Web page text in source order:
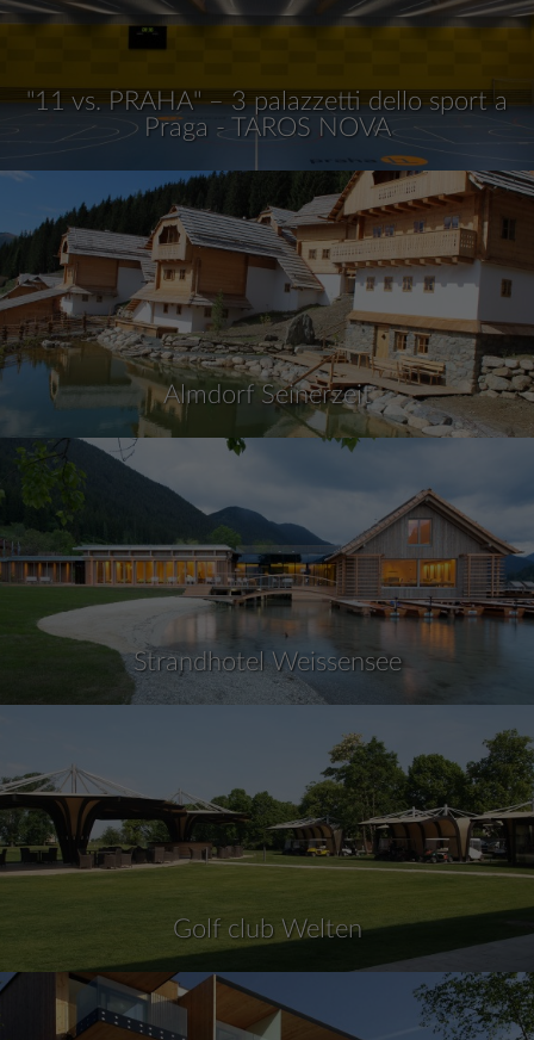
"11 vs. PRAHA" – 3 palazzetti dello sport a
Praga - TAROS NOVA
Almdorf Seinerzeit
Strandhotel Weissensee
Golf club Welten